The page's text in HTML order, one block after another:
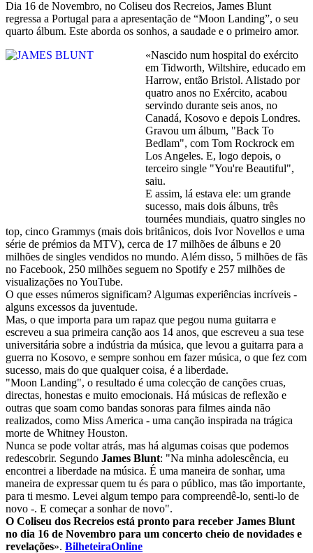
Dia 16 de Novembro, no Coliseu dos Recreios, James Blunt
regressa a Portugal para a apresentação de “Moon Landing”, o seu
quarto álbum. Este aborda os sonhos, a saudade e o primeiro amor.
«Nascido num hospital do exército
em Tidworth, Wiltshire, educado em
Harrow, então Bristol. Alistado por
quatro anos no Exército, acabou
servindo durante seis anos, no
Canadá, Kosovo e depois Londres.
Gravou um álbum, "Back To
Bedlam", com Tom Rockrock em
Los Angeles. E, logo depois, o
terceiro single "You're Beautiful",
saiu.
E assim, lá estava ele: um grande
sucesso, mais dois álbuns, três
tournées mundiais, quatro singles no
top, cinco Grammys (mais dois britânicos, dois Ivor Novellos e uma
série de prémios da MTV), cerca de 17 milhões de álbuns e 20
milhões de singles vendidos no mundo. Além disso, 5 milhões de fãs
no Facebook, 250 milhões seguem no Spotify e 257 milhões de
visualizações no YouTube.
O que esses números significam? Algumas experiências incríveis -
alguns excessos da juventude.
Mas, o que importa para um rapaz que pegou numa guitarra e
escreveu a sua primeira canção aos 14 anos, que escreveu a sua tese
universitária sobre a indústria da música, que levou a guitarra para a
guerra no Kosovo, e sempre sonhou em fazer música, o que fez com
sucesso, mais do que qualquer coisa, é a liberdade.
"Moon Landing", o resultado é uma colecção de canções cruas,
directas, honestas e muito emocionais. Há músicas de reflexão e
outras que soam como bandas sonoras para filmes ainda não
realizados, como Miss America - uma canção inspirada na trágica
morte de Whitney Houston.
Nunca se pode voltar atrás, mas há algumas coisas que podemos
redescobrir. Segundo James Blunt: "Na minha adolescência, eu
encontrei a liberdade na música. É uma maneira de sonhar, uma
maneira de expressar quem tu és para o público, mas tão importante,
para ti mesmo. Levei algum tempo para compreendê-lo, senti-lo de
novo -. E começar a sonhar de novo".
O Coliseu dos Recreios está pronto para receber James Blunt
no dia 16 de Novembro para um concerto cheio de novidades e
revelações». BilheteiraOnline